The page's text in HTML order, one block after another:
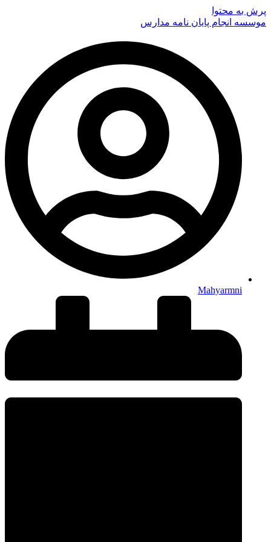
پرش به محتوا
موسسه انجام پایان نامه مدارس
Mahyarmni